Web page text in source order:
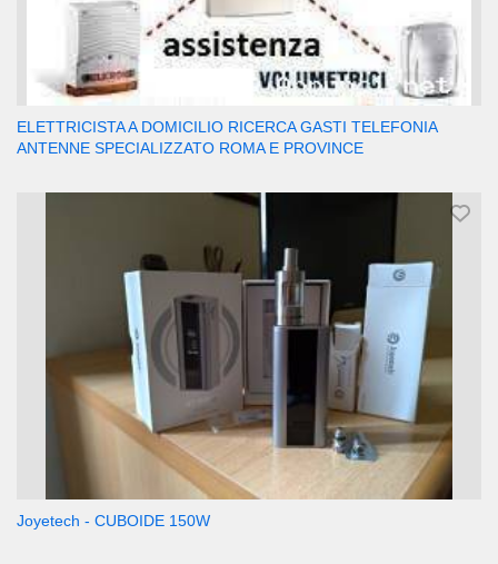
ELETTRICISTA A DOMICILIO RICERCA GASTI TELEFONIA
ANTENNE SPECIALIZZATO ROMA E PROVINCE
Joyetech - CUBOIDE 150W